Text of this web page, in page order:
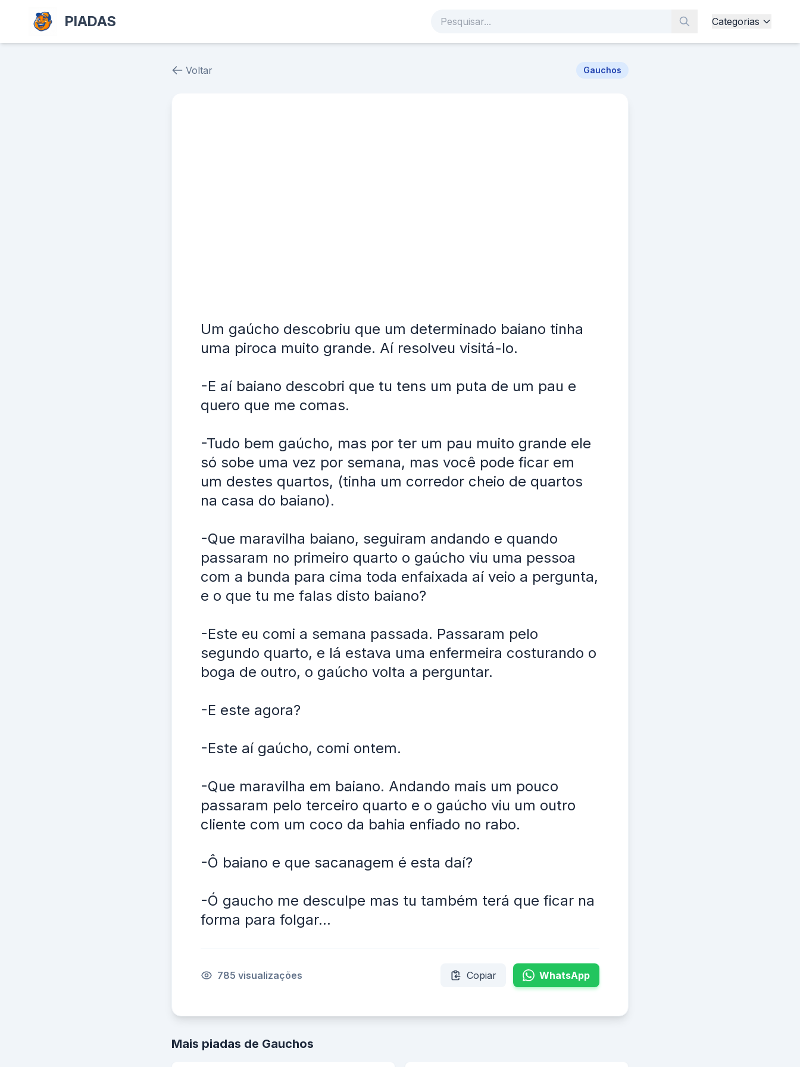
PIADAS Categorias
Voltar Gauchos
Um gaúcho descobriu que um determinado baiano tinha
uma piroca muito grande. Aí resolveu visitá-lo.
-E aí baiano descobri que tu tens um puta de um pau e
quero que me comas.
-Tudo bem gaúcho, mas por ter um pau muito grande ele
só sobe uma vez por semana, mas você pode ficar em
um destes quartos, (tinha um corredor cheio de quartos
na casa do baiano).
-Que maravilha baiano, seguiram andando e quando
passaram no primeiro quarto o gaúcho viu uma pessoa
com a bunda para cima toda enfaixada aí veio a pergunta,
e o que tu me falas disto baiano?
-Este eu comi a semana passada. Passaram pelo
segundo quarto, e lá estava uma enfermeira costurando o
boga de outro, o gaúcho volta a perguntar.
-E este agora?
-Este aí gaúcho, comi ontem.
-Que maravilha em baiano. Andando mais um pouco
passaram pelo terceiro quarto e o gaúcho viu um outro
cliente com um coco da bahia enfiado no rabo.
-Ô baiano e que sacanagem é esta daí?
-Ó gaucho me desculpe mas tu também terá que ficar na
forma para folgar...
785 visualizações Copiar WhatsApp
Mais piadas de Gauchos